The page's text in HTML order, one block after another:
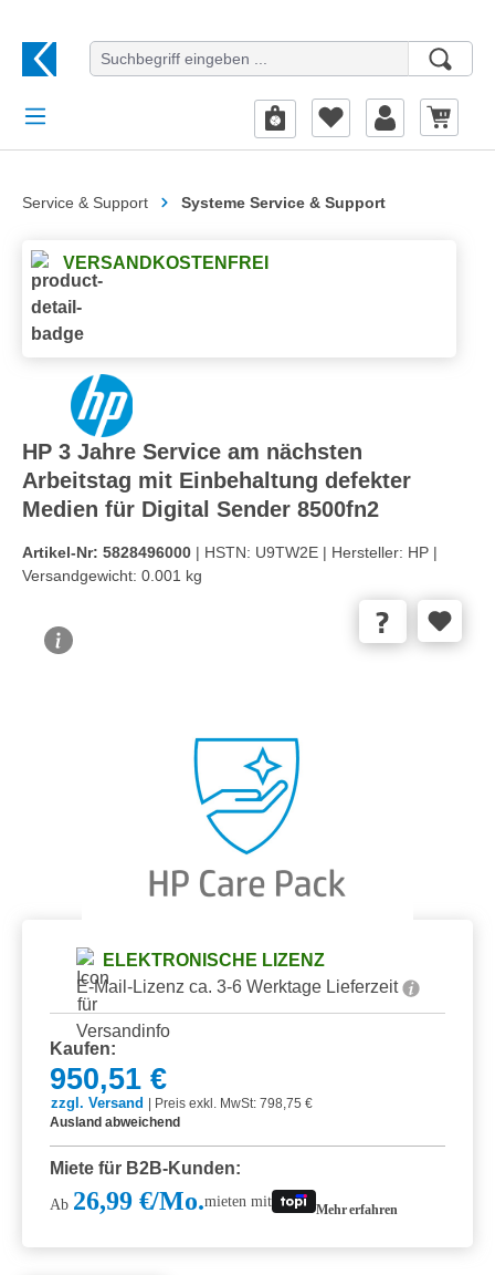
Service & Support Systeme Service & Support
VERSANDKOSTENFREI
HP 3 Jahre Service am nächsten
Arbeitstag mit Einbehaltung defekter
Medien für Digital Sender 8500fn2
Artikel-Nr: 5828496000 | HSTN: U9TW2E | Hersteller: HP |
Versandgewicht: 0.001 kg
ELEKTRONISCHE LIZENZ
E-Mail-Lizenz ca. 3-6 Werktage Lieferzeit
Kaufen:
950,51 €
zzgl. Versand
Preis exkl. MwSt: 798,75 €
Ausland abweichend
Miete für B2B-Kunden:
Ab 26,99 €/Mo.mieten mit Mehr erfahren